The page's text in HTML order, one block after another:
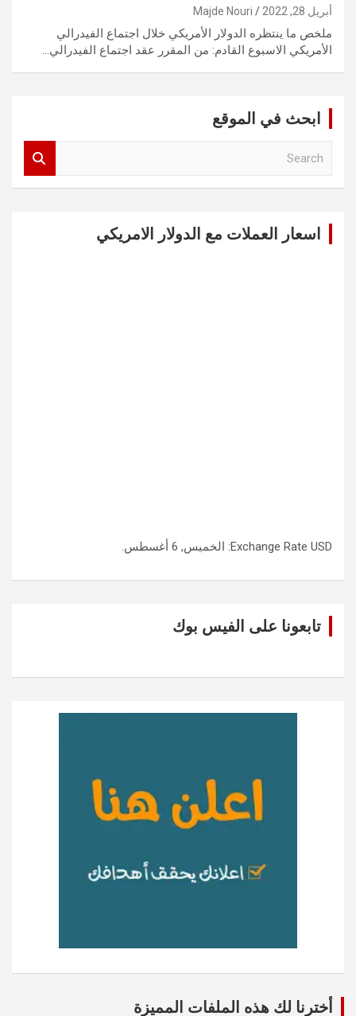
أبريل 28, 2022 Majde Nouri
ملخص ما ينتظره الدولار الأمريكي خلال اجتماع الفيدرالي
الأمريكي الاسبوع القادم: من المقرر عقد اجتماع الفيدرالي…
ابحث في الموقع
اسعار العملات مع الدولار الامريكي
Exchange Rate USD : الخميس, 6 أغسطس.
تابعونا على الفيس بوك
أخترنا لك هذه الملفات المميزة